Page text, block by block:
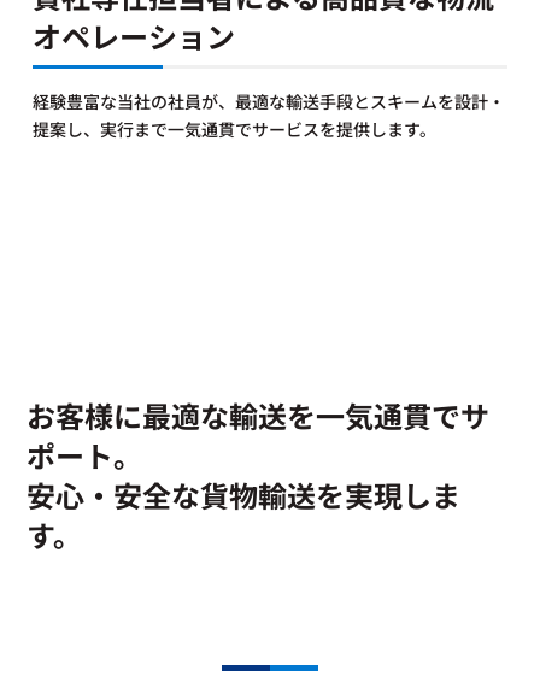
オペレーション
経験豊富な当社の社員が、最適な輸送手段とスキームを設計・
提案し、実行まで一気通貫でサービスを提供します。
お客様に最適な輸送を一気通貫でサ
ポート。
安心・安全な貨物輸送を実現しま
す。